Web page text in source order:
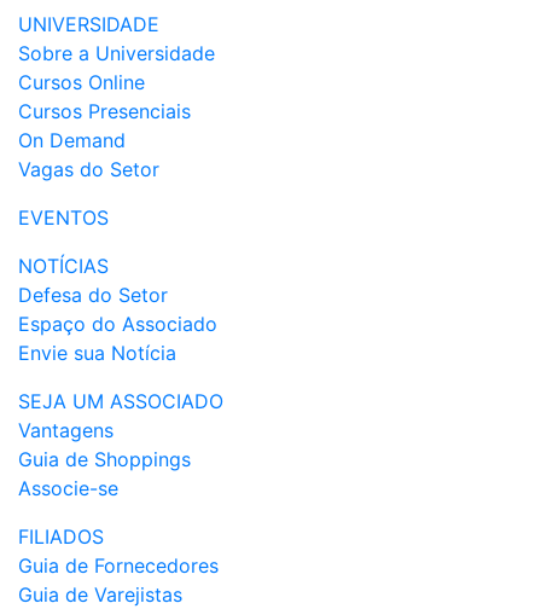
UNIVERSIDADE
Sobre a Universidade
Cursos Online
Cursos Presenciais
On Demand
Vagas do Setor
EVENTOS
NOTÍCIAS
Defesa do Setor
Espaço do Associado
Envie sua Notícia
SEJA UM ASSOCIADO
Vantagens
Guia de Shoppings
Associe-se
FILIADOS
Guia de Fornecedores
Guia de Varejistas